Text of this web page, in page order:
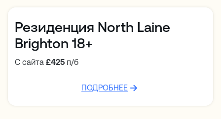
Резиденция North Laine
Brighton 18+
С сайта £425 п/б
ПОДРОБНЕЕ